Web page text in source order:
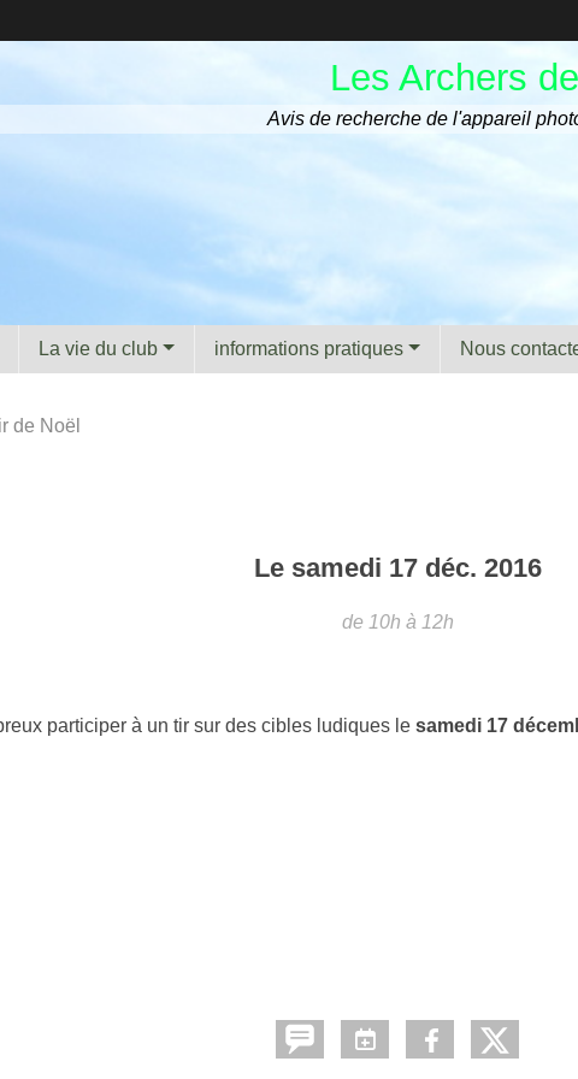
Les Archers
Avis de recherche de l'appareil
La vie du club informations pratiques Nous
de Noël
Le samedi 17 déc. 2016
de 10h à 12h
participer à un tir sur des cibles ludiques le samedi 17